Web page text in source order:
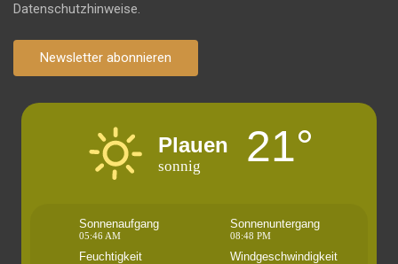
Datenschutzhinweise.
Newsletter abonnieren
Plauen
sonnig 21°
Sonnenaufgang
05:46 AM
Sonnenuntergang
08:48 PM
Feuchtigkeit Windgeschwindigkeit